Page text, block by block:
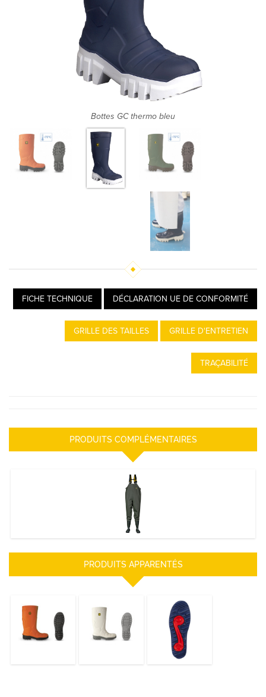
Bottes GC thermo bleu
FICHE TECHNIQUE DÉCLARATION UE DE CONFORMITÉ
GRILLE DES TAILLES GRILLE D'ENTRETIEN
TRAÇABILITÉ
PRODUITS COMPLÉMENTAIRES
PANTALON-BOTTES COTBOT
DÉCOUVRIR
PRODUITS APPARENTÉS
BOTTES GC
ULTRALITE
BOTTES GC
SAFETY
BOTTES GC
ACTIVGRIP PLUS
DÉCOUVRIR